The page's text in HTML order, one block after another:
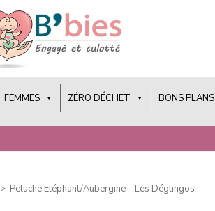
FEMMES ZÉRO DÉCHET BONS PLANS
> Peluche Eléphant/Aubergine – Les Déglingos